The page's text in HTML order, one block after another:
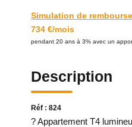
Simulation de
734 €/mois
pendant 20 ans à 3% avec un
Description
Réf : 824
? Appartement T4